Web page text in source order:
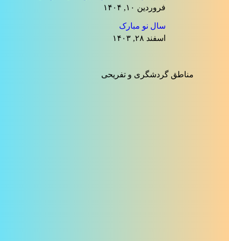
فروردین ۱۰, ۱۴۰۴
سال نو مبارک
اسفند ۲۸, ۱۴۰۳
مناطق گردشگری و تفریحی